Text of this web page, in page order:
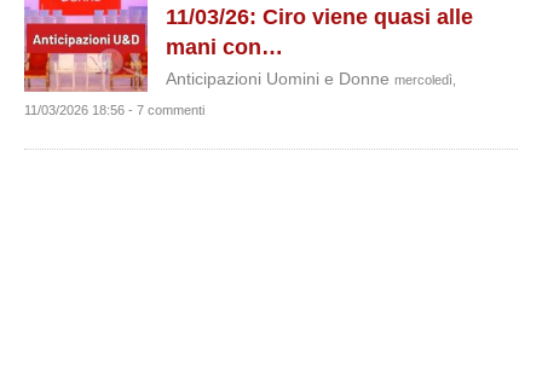
11/03/26: Ciro viene quasi alle
mani con…
Anticipazioni Uomini e Donne mercoledì,
11/03/2026 18:56 - 7 commenti